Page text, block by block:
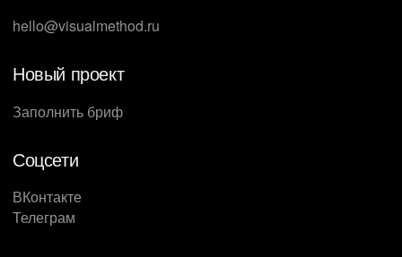
hello@visualmethod.ru
Новый проект
Заполнить бриф
Соцсети
ВКонтакте
Телеграм